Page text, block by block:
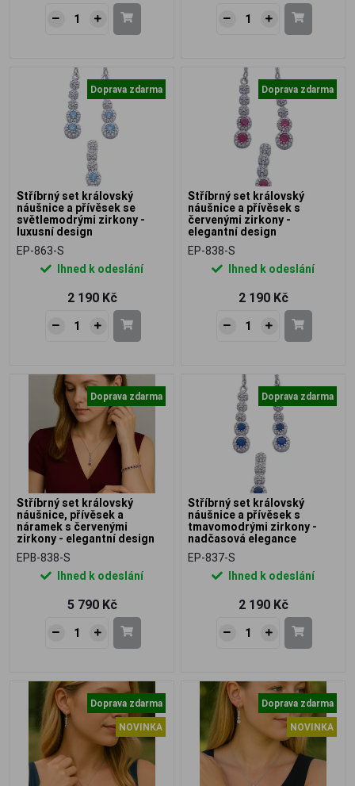
Doprava zdarma
Stříbrný set královský
náušnice a přívěsek se
světlemodrými zirkony -
luxusní design
EP-863-S
Ihned k odeslání
2 190 Kč
Doprava zdarma
Stříbrný set královský
náušnice a přívěsek s
červenými zirkony -
elegantní design
EP-838-S
Ihned k odeslání
2 190 Kč
Doprava zdarma
Stříbrný set královský
náušnice, přívěsek a
náramek s červenými
zirkony - elegantní design
EPB-838-S
Ihned k odeslání
5 790 Kč
Doprava zdarma
Stříbrný set královský
náušnice a přívěsek s
tmavomodrými zirkony -
nadčasová elegance
EP-837-S
Ihned k odeslání
2 190 Kč
Doprava zdarma
NOVINKA
Doprava zdarma
NOVINKA